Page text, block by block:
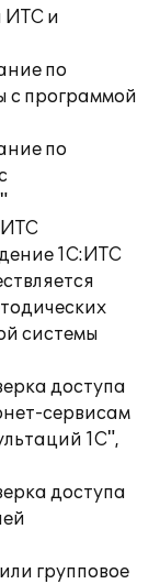
ИТС и
по
с программой
по
1С:ИТС
системы
доступа
сервисам
1С",
доступа
групповое